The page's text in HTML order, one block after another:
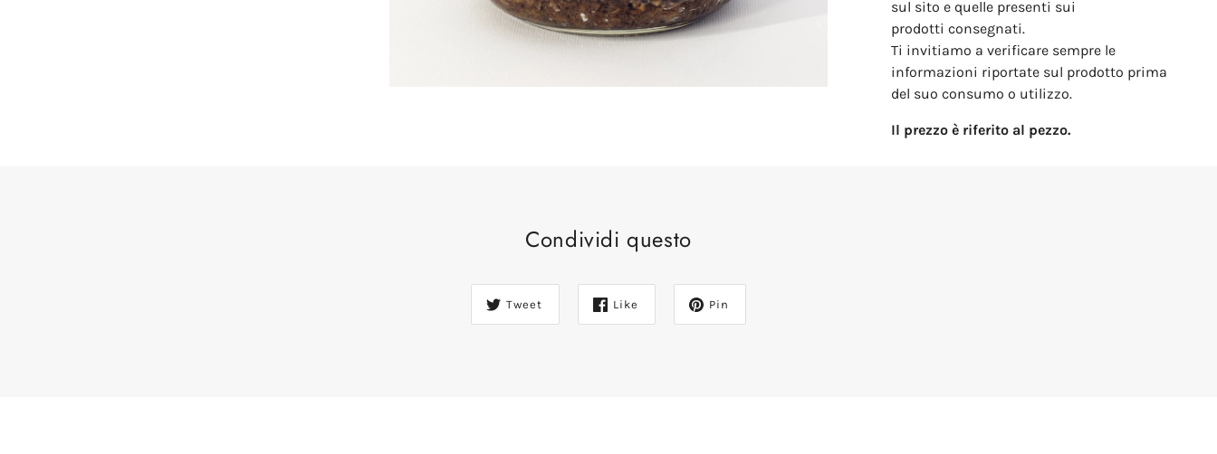
sul sito e quelle presenti sui
prodotti consegnati.
Ti invitiamo a verificare sempre le
informazioni riportate sul prodotto prima
del suo consumo o utilizzo.
Il prezzo è riferito al pezzo.
Condividi questo
Tweet Like Pin